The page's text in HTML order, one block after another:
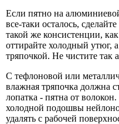
Если пятно на
все-таки осталось,
такой же консистенции,
оттирайте холодный утюг,
тряпочкой. Не чистите
С тефлоновой или
влажная тряпочка должна
лопатка - пятна от
холодной подошвы
удалять с рабочей